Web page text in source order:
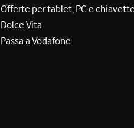
Offerte per tablet, PC e chiavette
Dolce Vita
Passa a Vodafone